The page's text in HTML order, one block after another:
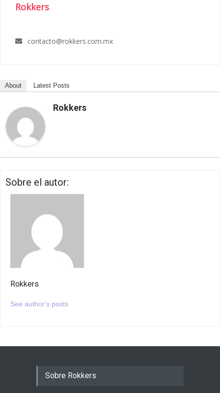
Rokkers
contacto@rokkers.com.mx
About Latest Posts
Rokkers
Sobre el autor:
Rokkers
See author's posts
Sobre Rokkers